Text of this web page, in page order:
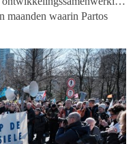
maanden waarin Partos
geland is, is het tijd voor
organisatie, het politieke